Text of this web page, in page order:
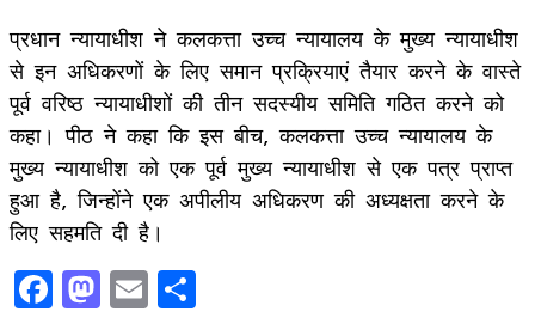
प्रधान न्यायाधीश ने कलकत्ता उच्च न्यायालय के मुख्य न्यायाधीश
से इन अधिकरणों के लिए समान प्रक्रियाएं तैयार करने के वास्ते
पूर्व वरिष्ठ न्यायाधीशों की तीन सदस्यीय समिति गठित करने को
कहा। पीठ ने कहा कि इस बीच, कलकत्ता उच्च न्यायालय के
मुख्य न्यायाधीश को एक पूर्व मुख्य न्यायाधीश से एक पत्र प्राप्त
हुआ है, जिन्होंने एक अपीलीय अधिकरण की अध्यक्षता करने के
लिए सहमति दी है।
Facebook
Mastodon
Email